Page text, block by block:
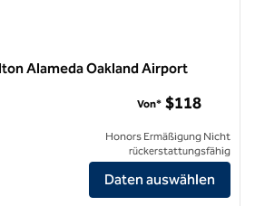
Alameda Oakland Airport
by Hilton Alameda Oakland Airport
Von* $118
Honors Ermäßigung Nicht
rückerstattungsfähig
Daten auswählen